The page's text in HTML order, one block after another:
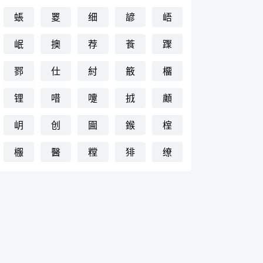
䗅 䍟 细 諺
峿
岷
擙 荐 䓹
䠫
鄝
仕 紂 䉈
橊
锂
唶 嚔 㧔
顪
岄
创 圇 鍭
榁
棴
醫 糛 猅 缭